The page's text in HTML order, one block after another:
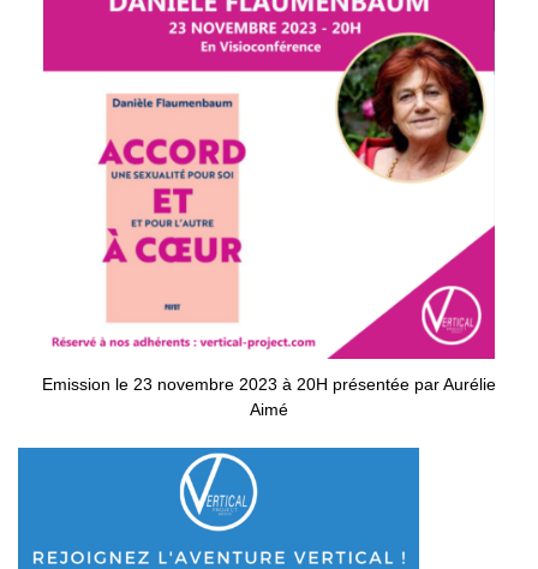
Emission le 23 novembre 2023 à 20H présentée par Aurélie
Aimé